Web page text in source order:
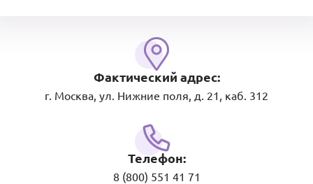
Фактический адрес:
г. Москва, ул. Нижние поля, д. 21, каб. 312
Телефон:
8 (800) 551 41 71